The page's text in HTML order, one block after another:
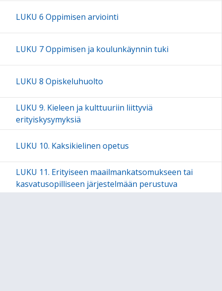
LUKU 6 Oppimisen arviointi
LUKU 7 Oppimisen ja koulunkäynnin tuki
LUKU 8 Opiskeluhuolto
LUKU 9. Kieleen ja kulttuuriin liittyviä
erityiskysymyksiä
LUKU 10. Kaksikielinen opetus
LUKU 11. Erityiseen maailmankatsomukseen tai
kasvatusopilliseen järjestelmään perustuva
perusopetus